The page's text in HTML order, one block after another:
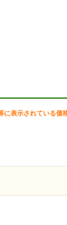
本番の試験に出題さ
がります。
該当回数分の過去問纏
表示されている価